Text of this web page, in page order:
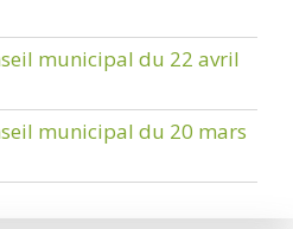
municipal du 22 avril
municipal du 20 mars